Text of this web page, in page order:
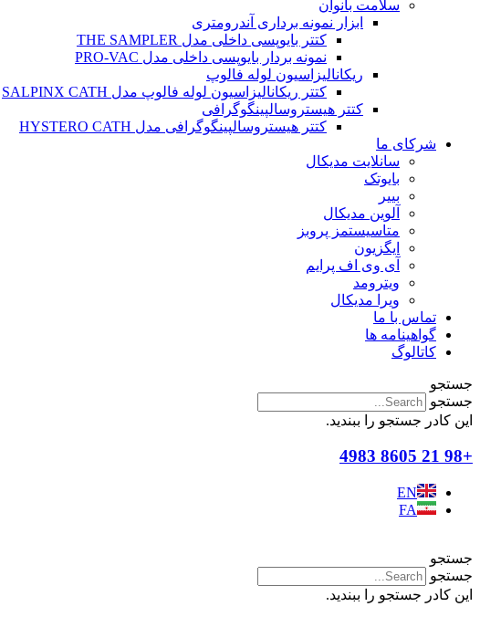
سلامت بانوان
ابزار نمونه برداری آندرومتری
کتتر بایوپسی داخلی مدل THE SAMPLER
نمونه بردار بایوپسی داخلی مدل PRO-VAC
ریکانالیزاسیون لوله فالوپ
کتتر ریکانالیزاسیون لوله فالوپ مدل SALPINX CATH
کتتر هیستروسالپینگوگرافی
کتتر هیستروسالپینگوگرافی مدل HYSTERO CATH
شرکای ما
سانلایت مدیکال
بایوتک
بییر
آلوین مدیکال
متاسیستمز پروبز
ایگزیون
آی وی اف پرایم
ویترومد
ویرا مدیکال
تماس با ما
گواهینامه ها
کاتالوگ
جستجو
جستجو
این کادر جستجو را ببندید.
+98 21 8605 4983
EN
FA
جستجو
جستجو
این کادر جستجو را ببندید.